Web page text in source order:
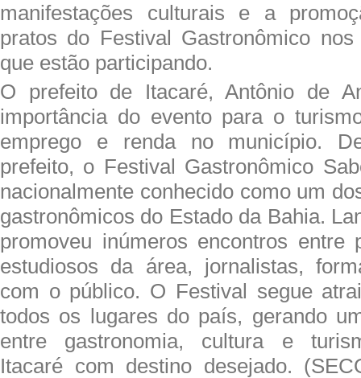
manifestações culturais e a
pratos do Festival Gastronômico nos
que estão participando.
O prefeito de Itacaré, Antônio de
importância do evento para o
emprego e renda no município.
prefeito, o Festival Gastronômico
nacionalmente conhecido como um
gastronômicos do Estado da Bahia.
promoveu inúmeros encontros entre
estudiosos da área, jornalistas,
com o público. O Festival segue
todos os lugares do país, gerando
entre gastronomia, cultura e
Itacaré com destino desejado.